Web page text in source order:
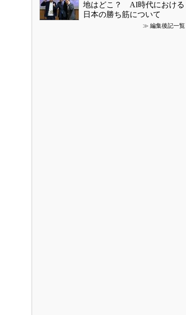
地はどこ？ AI時代における
日本の勝ち筋について
≫ 編集後記一覧